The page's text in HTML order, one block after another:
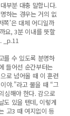
부분 대충 말합니다.
하는 경우는 거의 없
쪽’은 대체 어디일까
요, 3분 이내를 뜻할
_p.11
를 수 있도록 분명하
들어선 순간부터는
로 넘어올 때 이 훈련
야.”라고 물을 때 “그
심해야 한다. 감으로
도 있을 텐데, 이렇게
고3 때 여지없이 등